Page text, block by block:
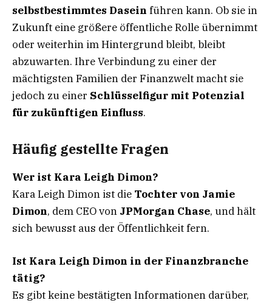
selbstbestimmtes Dasein führen kann. Ob sie in
Zukunft eine größere öffentliche Rolle übernimmt
oder weiterhin im Hintergrund bleibt, bleibt
abzuwarten. Ihre Verbindung zu einer der
mächtigsten Familien der Finanzwelt macht sie
jedoch zu einer Schlüsselfigur mit Potenzial
für zukünftigen Einfluss.
Häufig gestellte Fragen
Wer ist Kara Leigh Dimon?
Kara Leigh Dimon ist die Tochter von Jamie
Dimon, dem CEO von JPMorgan Chase, und hält
sich bewusst aus der Öffentlichkeit fern.
Ist Kara Leigh Dimon in der Finanzbranche
tätig?
Es gibt keine bestätigten Informationen darüber,